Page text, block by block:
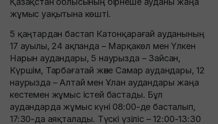
жұмыс уақытына көшті.
5 қаңтардан бастап Катонқарағай ауданының
17 ауылы, 24 ақпанда – Марқакөл мен Үлкен
Нарын аудандары, 5 наурызда – Зайсан,
Күршім, Тарбағатай және Самар аудандары, 12
наурызда – Алтай мен Ұлан аудандары жаңа
кестемен жұмыс істей бастады. Бұл
аудандарда жұмыс күні 08:00-де басталып,
17:30-да аяқталады. Түскі үзіліс – 12:00-13:30